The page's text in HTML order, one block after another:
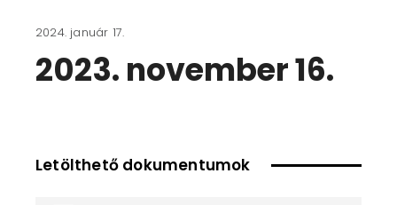
2024. január 17.
2023. november 16.
Letölthető dokumentumok